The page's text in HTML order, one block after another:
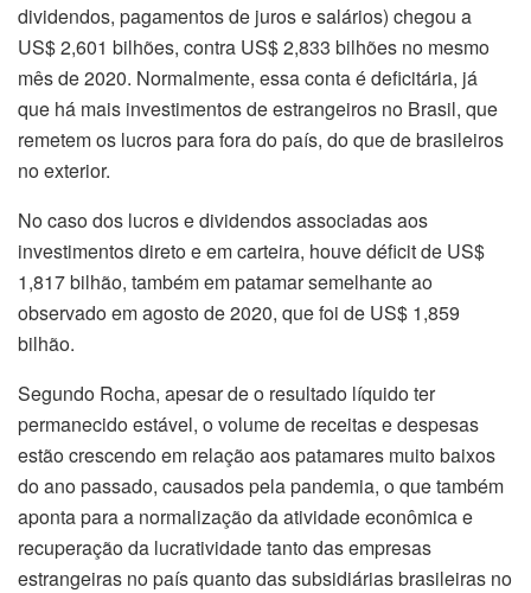
dividendos, pagamentos de juros e salários) chegou a
US$ 2,601 bilhões, contra US$ 2,833 bilhões no mesmo
mês de 2020. Normalmente, essa conta é deficitária, já
que há mais investimentos de estrangeiros no Brasil, que
remetem os lucros para fora do país, do que de brasileiros
no exterior.
No caso dos lucros e dividendos associadas aos
investimentos direto e em carteira, houve déficit de US$
1,817 bilhão, também em patamar semelhante ao
observado em agosto de 2020, que foi de US$ 1,859
bilhão.
Segundo Rocha, apesar de o resultado líquido ter
permanecido estável, o volume de receitas e despesas
estão crescendo em relação aos patamares muito baixos
do ano passado, causados pela pandemia, o que também
aponta para a normalização da atividade econômica e
recuperação da lucratividade tanto das empresas
estrangeiras no país quanto das subsidiárias brasileiras no